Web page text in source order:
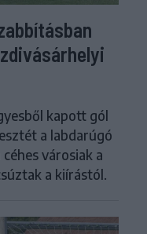
kapott gól
a labdarúgó
városiak a
a kiírástól.